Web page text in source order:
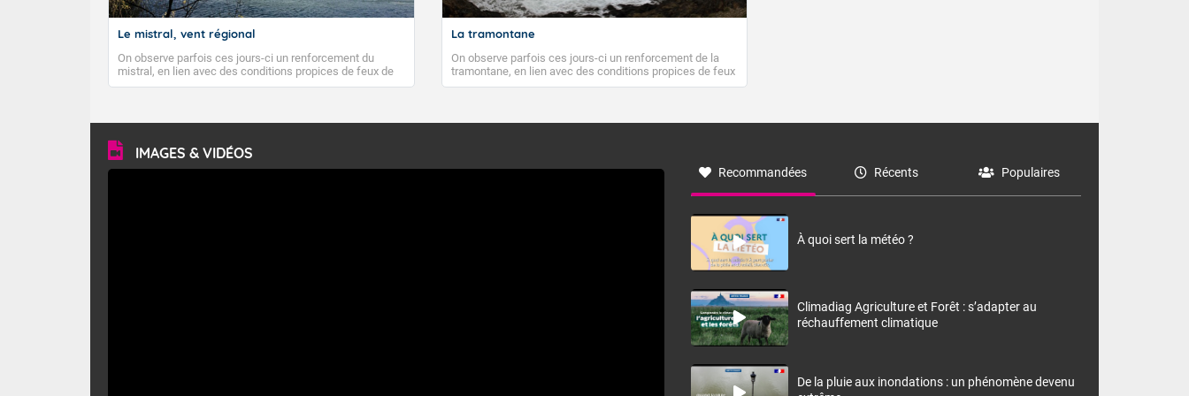
Le mistral, vent régional
On observe parfois ces jours-ci un renforcement du
mistral, en lien avec des conditions propices de feux de
forêt. Mais qu'est-ce que le mistral ? Quelles sont ses
vitesse moyenne de 50 km/h et atteindre 80 à 100 km/h
en rafales, parfois davantage. Il parcourt la basse vallée
du Rhône et la Provence et envahit le littoral
méditerranéen à partir de la Camargue.
La tramontane
On observe parfois ces jours-ci un renforcement de la
tramontane, en lien avec des conditions propices de feux
de forêt. Mais qu'est-ce que la tramontane ? Quelles sont
à nord-ouest, dans un secteur qui part du Roussillon à la
monts, en allusion aux régions montagneuses d’où
IMAGES & VIDÉOS
Recommandées Récents Populaires
À quoi sert la météo ?
Climadiag Agriculture et Forêt : s’adapter au
réchauffement climatique
De la pluie aux inondations : un phénomène devenu